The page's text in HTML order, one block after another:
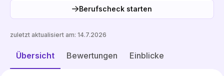
Berufscheck starten
Übersicht Bewertungen Einblicke
zuletzt aktualisiert am: 14.7.2026
Freie Plätze entdecken